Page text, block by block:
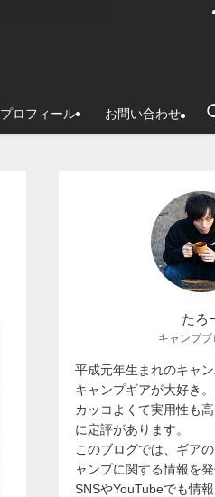
プロフィール お問い合わせ
たろ
キャンプブ
平成元年生まれのキャン
キャンプギアが大好き。
カッコよくて実用性も
に定評があります。
このブログでは、ギア
ャンプに関する情報を発
SNSやYouTubeでも情報